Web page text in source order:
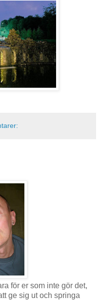
för er som inte gör det,
ge sig ut och springa